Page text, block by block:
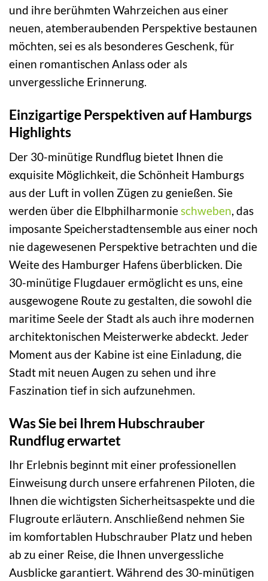
und ihre berühmten Wahrzeichen aus einer
neuen, atemberaubenden Perspektive bestaunen
möchten, sei es als besonderes Geschenk, für
einen romantischen Anlass oder als
unvergessliche Erinnerung.
Einzigartige Perspektiven auf Hamburgs
Highlights
Der 30-minütige Rundflug bietet Ihnen die
exquisite Möglichkeit, die Schönheit Hamburgs
aus der Luft in vollen Zügen zu genießen. Sie
werden über die Elbphilharmonieschweben, das
imposante Speicherstadtensemble aus einer noch
nie dagewesenen Perspektive betrachten und die
Weite des Hamburger Hafens überblicken. Die
30-minütige Flugdauer ermöglicht es uns, eine
ausgewogene Route zu gestalten, die sowohl die
maritime Seele der Stadt als auch ihre modernen
architektonischen Meisterwerke abdeckt. Jeder
Moment aus der Kabine ist eine Einladung, die
Stadt mit neuen Augen zu sehen und ihre
Faszination tief in sich aufzunehmen.
Was Sie bei Ihrem Hubschrauber
Rundflug erwartet
Ihr Erlebnis beginnt mit einer professionellen
Einweisung durch unsere erfahrenen Piloten, die
Ihnen die wichtigsten Sicherheitsaspekte und die
Flugroute erläutern. Anschließend nehmen Sie
im komfortablen Hubschrauber Platz und heben
ab zu einer Reise, die Ihnen unvergessliche
Ausblicke garantiert. Während des 30-minütigen